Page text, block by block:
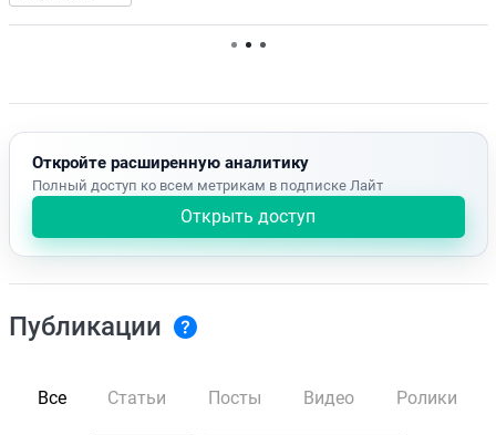
Нет доступных упоминаний.
Откройте расширенную аналитику
Полный доступ ко всем метрикам в подписке Лайт
Открыть доступ
Публикации
Все Статьи Посты Видео Ролики